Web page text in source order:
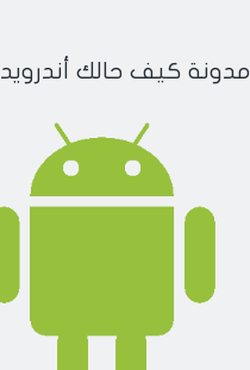
مدونة كيف حالك أندرويد